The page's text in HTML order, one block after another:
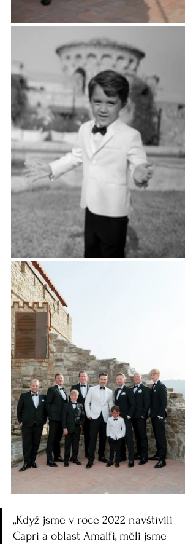
„Když jsme v roce 2022 navštívili
Capri a oblast Amalfi, měli jsme